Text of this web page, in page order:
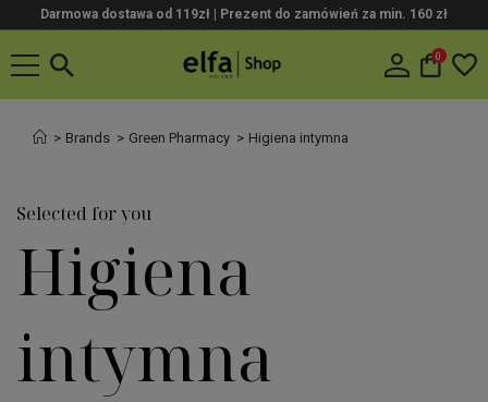
Darmowa dostawa od 119zł | Prezent do zamówień za min. 160 zł
0
Brands Green Pharmacy Higiena intymna
Selected for you
Higiena
intymna